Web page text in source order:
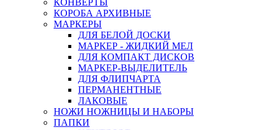
КОНВЕРТЫ
КОРОБА АРХИВНЫЕ
МАРКЕРЫ
ДЛЯ БЕЛОЙ ДОСКИ
МАРКЕР - ЖИДКИЙ МЕЛ
ДЛЯ КОМПАКТ ДИСКОВ
МАРКЕР-ВЫДЕЛИТЕЛЬ
ДЛЯ ФЛИПЧАРТА
ПЕРМАНЕНТНЫЕ
ЛАКОВЫЕ
НОЖИ НОЖНИЦЫ И НАБОРЫ
ПАПКИ